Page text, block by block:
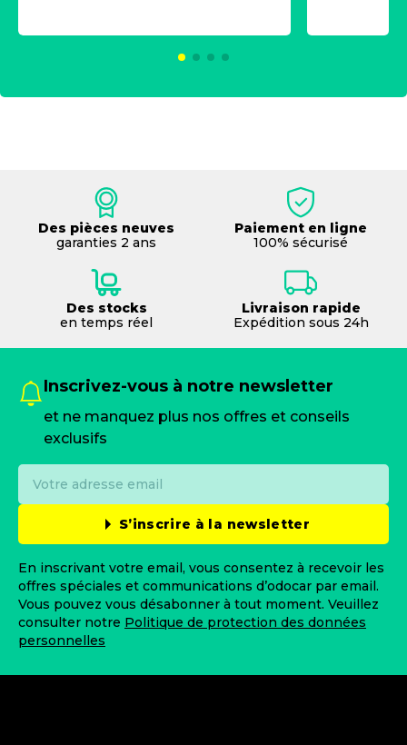
Des pièces neuves
garanties 2 ans
Paiement en ligne
100% sécurisé
Des stocks
en temps réel
Livraison rapide
Expédition sous 24h
Inscrivez-vous à notre newsletter
et ne manquez plus nos offres et conseils
exclusifs
S’inscrire à la newsletter
En inscrivant votre email, vous consentez à recevoir les
offres spéciales et communications d’odocar par email.
Vous pouvez vous désabonner à tout moment. Veuillez
consulter notre Politique de protection des données
personnelles